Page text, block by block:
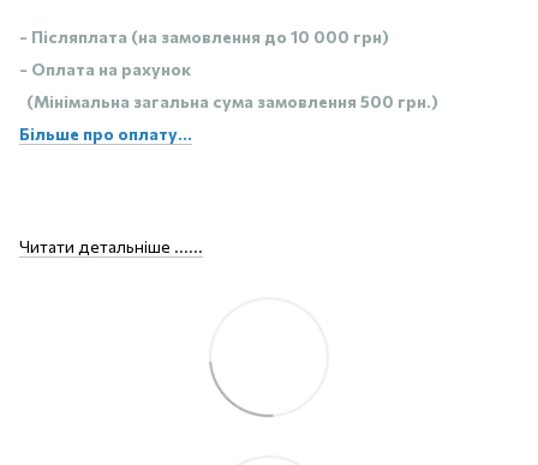
- Післяплата (на замовлення до 10 000 грн)
- Оплата на рахунок
(Мінімальна загальна сума замовлення 500 грн.)
Більше про оплату...
Читати детальніше ......